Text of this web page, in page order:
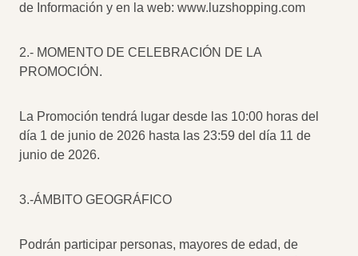
de Información y en la web: www.luzshopping.com
2.- MOMENTO DE CELEBRACIÓN DE LA
PROMOCIÓN.
La Promoción tendrá lugar desde las 10:00 horas del
día 1 de junio de 2026 hasta las 23:59 del día 11 de
junio de 2026.
3.-ÁMBITO GEOGRÁFICO
Podrán participar personas, mayores de edad, de